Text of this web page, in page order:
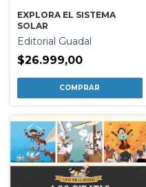
EXPLORA EL SISTEMA
SOLAR
Editorial Guadal
$26.999,00